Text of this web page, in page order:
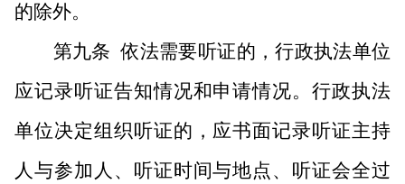
的除外。
第九条 依法需要听证的，行政执法单位
应记录听证告知情况和申请情况。行政执法
单位决定组织听证的，应书面记录听证主持
人与参加人、听证时间与地点、听证会全过